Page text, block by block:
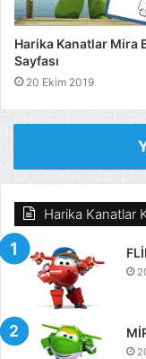
Harika Kanatlar Mira
Sayfası
20 Ekim 2019
Harika Kanatlar